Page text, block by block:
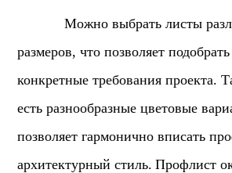
Можно выбрать листы
размеров, что позволяет
конкретные требования проекта.
есть разнообразные цветовые
позволяет гармонично вписать
архитектурный стиль. Профлист